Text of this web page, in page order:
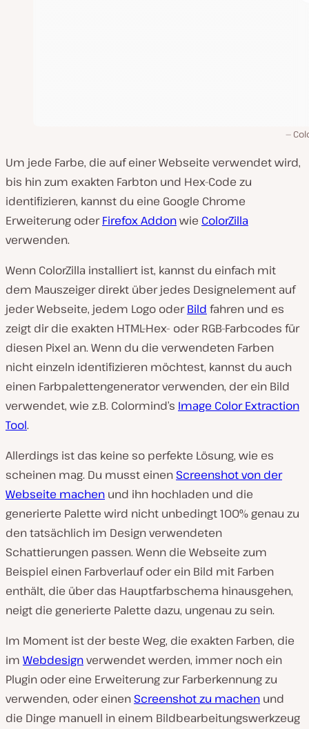
Um jede Farbe, die auf einer Webseite verwendet wird,
bis hin zum exakten Farbton und Hex-Code zu
identifizieren, kannst du eine Google Chrome
Erweiterung oderFirefox Addonwie ColorZilla
verwenden.
Wenn ColorZilla installiert ist, kannst du einfach mit
dem Mauszeiger direkt über jedes Designelement auf
jeder Webseite, jedem Logo oderBild fahren und es
zeigt dir die exakten HTML-Hex- oder RGB-Farbcodes für
diesen Pixel an. Wenn du die verwendeten Farben
nicht einzeln identifizieren möchtest, kannst du auch
einen Farbpalettengenerator verwenden, der ein Bild
verwendet, wie z.B. Colormind’s Image Color Extraction
Tool.
Allerdings ist das keine so perfekte Lösung, wie es
scheinen mag. Du musst einen Screenshot von der
Webseite machen und ihn hochladen und die
generierte Palette wird nicht unbedingt 100% genau zu
den tatsächlich im Design verwendeten
Schattierungen passen. Wenn die Webseite zum
Beispiel einen Farbverlauf oder ein Bild mit Farben
enthält, die über das Hauptfarbschema hinausgehen,
neigt die generierte Palette dazu, ungenau zu sein.
Im Moment ist der beste Weg, die exakten Farben, die
im Webdesignverwendet werden, immer noch ein
Plugin oder eine Erweiterung zur Farberkennung zu
verwenden, oder einen Screenshot zu machen und
die Dinge manuell in einem Bildbearbeitungswerkzeug